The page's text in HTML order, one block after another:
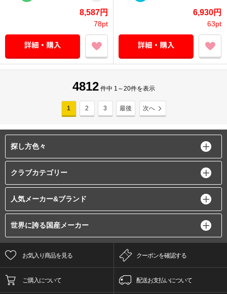
8,587円
78pt
6,930円
63pt
4812 件中 1～20件を表示
1 2 3 最後 次へ
探し方色々
クラブカテゴリー
人気メーカー&ブランド
世界に誇る国産メーカー
お気入り商品を見る クーポンを確認する
ご購入について 配送お支払いについて